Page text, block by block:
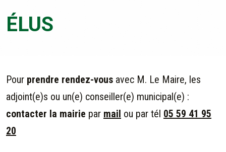
ÉLUS
Pour prendre rendez-vous avec M. Le Maire, les
adjoint(e)s ou un(e) conseiller(e) municipal(e) :
contacter la mairie par mail ou par tél 05 59 41 95
20